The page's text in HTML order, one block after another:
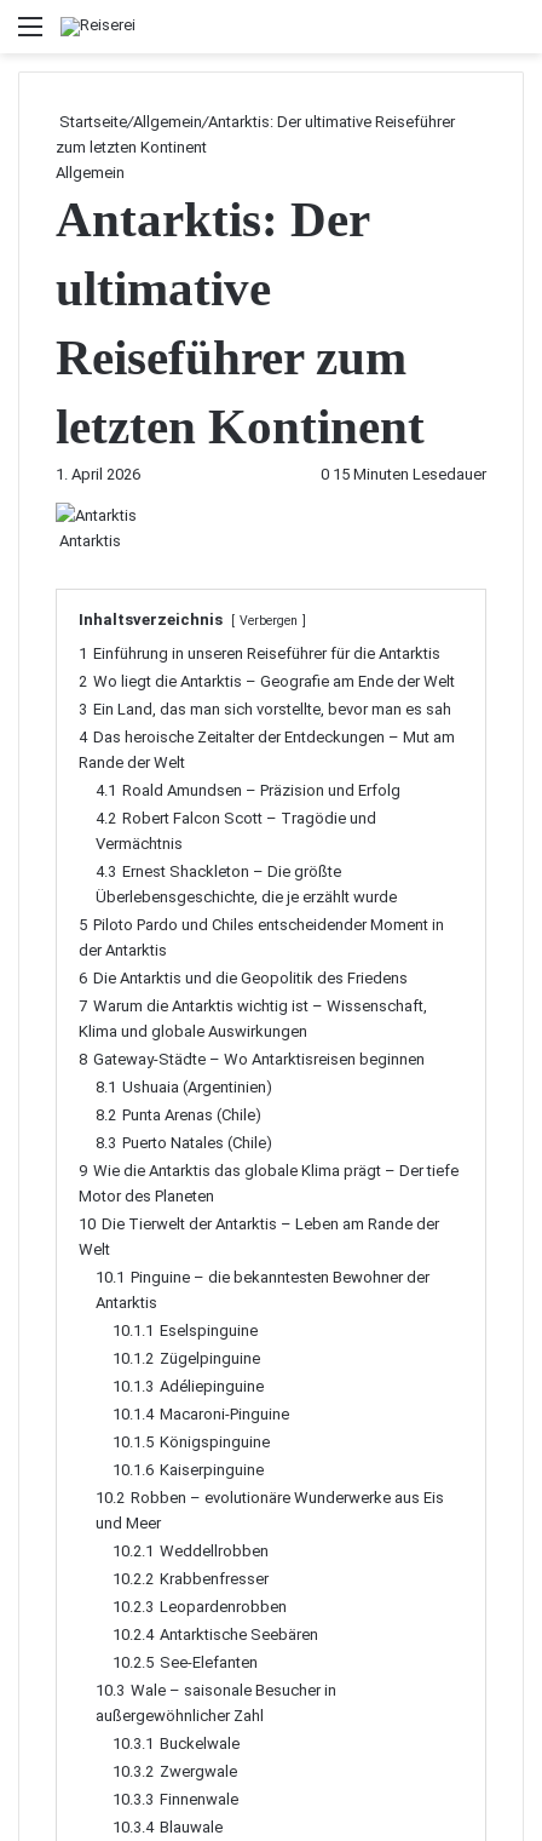
Menü
Startseite/Allgemein/Antarktis: Der ultimative Reiseführer
zum letzten Kontinent
Allgemein
Antarktis: Der
ultimative
Reiseführer zum
letzten Kontinent
1. April 2026 0 15 Minuten Lesedauer
Antarktis
Inhaltsverzeichnis Verbergen
1 Einführung in unseren Reiseführer für die Antarktis
2 Wo liegt die Antarktis – Geografie am Ende der Welt
3 Ein Land, das man sich vorstellte, bevor man es sah
4 Das heroische Zeitalter der Entdeckungen – Mut am
Rande der Welt
4.1 Roald Amundsen – Präzision und Erfolg
4.2 Robert Falcon Scott – Tragödie und
Vermächtnis
4.3 Ernest Shackleton – Die größte
Überlebensgeschichte, die je erzählt wurde
5 Piloto Pardo und Chiles entscheidender Moment in
der Antarktis
6 Die Antarktis und die Geopolitik des Friedens
7 Warum die Antarktis wichtig ist – Wissenschaft,
Klima und globale Auswirkungen
8 Gateway-Städte – Wo Antarktisreisen beginnen
8.1 Ushuaia (Argentinien)
8.2 Punta Arenas (Chile)
8.3 Puerto Natales (Chile)
9 Wie die Antarktis das globale Klima prägt – Der tiefe
Motor des Planeten
10 Die Tierwelt der Antarktis – Leben am Rande der
Welt
10.1 Pinguine – die bekanntesten Bewohner der
Antarktis
10.1.1 Eselspinguine
10.1.2 Zügelpinguine
10.1.3 Adéliepinguine
10.1.4 Macaroni-Pinguine
10.1.5 Königspinguine
10.1.6 Kaiserpinguine
10.2 Robben – evolutionäre Wunderwerke aus Eis
und Meer
10.2.1 Weddellrobben
10.2.2 Krabbenfresser
10.2.3 Leopardenrobben
10.2.4 Antarktische Seebären
10.2.5 See-Elefanten
10.3 Wale – saisonale Besucher in
außergewöhnlicher Zahl
10.3.1 Buckelwale
10.3.2 Zwergwale
10.3.3 Finnenwale
10.3.4 Blauwale